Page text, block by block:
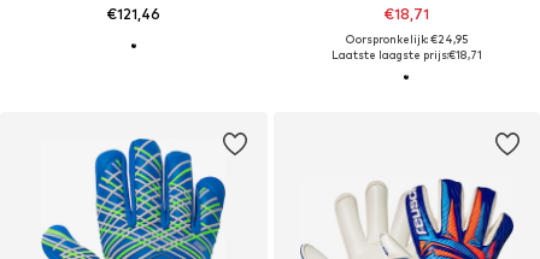
€121,46 €18,71
Oorspronkelijk: €24,95
Laatste laagste prijs:€18,71